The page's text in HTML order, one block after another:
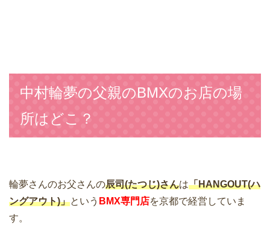
中村輪夢の父親のBMXのお店の場
所はどこ？
輪夢さんのお父さんの辰司(たつじ)さんは「HANGOUT(ハ
ングアウト)」という BMX専門店を京都で経営していま
す。